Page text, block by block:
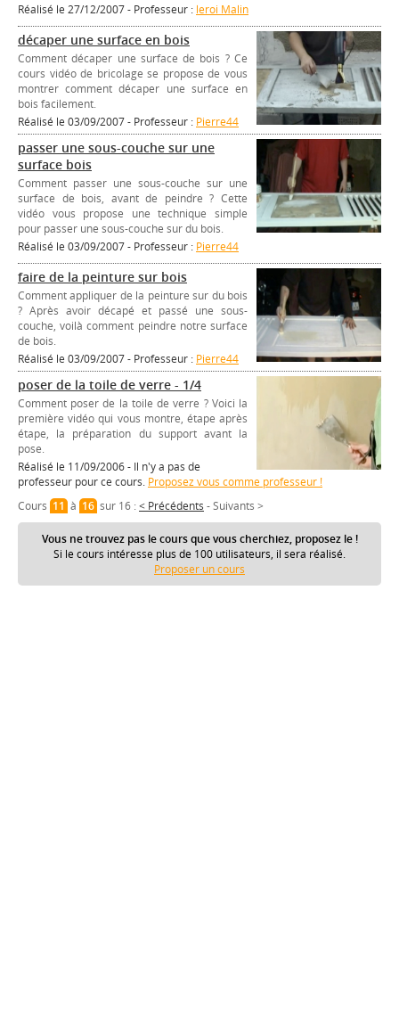
Réalisé le 27/12/2007 - Professeur : leroi Malin
décaper une surface en bois
Comment décaper une surface de bois ? Ce
cours vidéo de bricolage se propose de vous
montrer comment décaper une surface en
bois facilement.
Réalisé le 03/09/2007 - Professeur : Pierre44
passer une sous-couche sur une
surface bois
Comment passer une sous-couche sur une
surface de bois, avant de peindre ? Cette
vidéo vous propose une technique simple
pour passer une sous-couche sur du bois.
Réalisé le 03/09/2007 - Professeur : Pierre44
faire de la peinture sur bois
Comment appliquer de la peinture sur du bois
? Après avoir décapé et passé une sous-
couche, voilà comment peindre notre surface
de bois.
Réalisé le 03/09/2007 - Professeur : Pierre44
poser de la toile de verre - 1/4
Comment poser de la toile de verre ? Voici la
première vidéo qui vous montre, étape après
étape, la préparation du support avant la
pose.
Réalisé le 11/09/2006 - Il n'y a pas de
professeur pour ce cours. Proposez vous comme professeur !
Cours 11à 16sur 16 :< Précédents -Suivants >
Vous ne trouvez pas le cours que vous cherchiez, proposez le !
Si le cours intéresse plus de 100 utilisateurs, il sera réalisé.
Proposer un cours